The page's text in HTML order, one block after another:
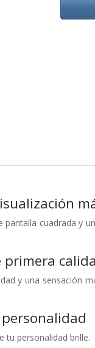
cuadrada y
primera
y una sensación
tu personalidad brille.